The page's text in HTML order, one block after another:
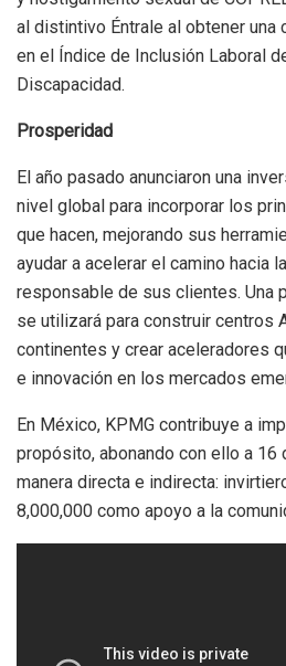
al distintivo Éntrale al obtener
en el Índice de Inclusión Laboral
Discapacidad.
Prosperidad
El año pasado anunciaron una
nivel global para incorporar los
que hacen, mejorando sus
ayudar a acelerar el camino hacia
responsable de sus clientes. Una
se utilizará para construir centros
continentes y crear aceleradores
e innovación en los mercados
En México, KPMG contribuye a
propósito, abonando con ello a 16
manera directa e indirecta:
8,000,000 como apoyo a la